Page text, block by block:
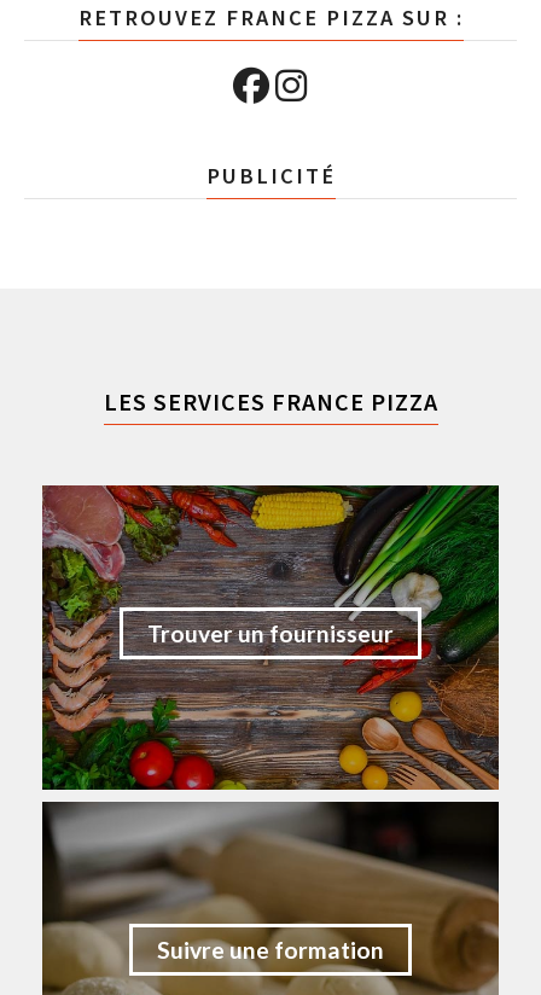
RETROUVEZ FRANCE PIZZA SUR :
PUBLICITÉ
LES SERVICES FRANCE PIZZA
Trouver un fournisseur
Suivre une formation